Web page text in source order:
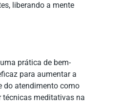
liberando a mente
prática de bem-
para aumentar a
do atendimento como
técnicas meditativas na